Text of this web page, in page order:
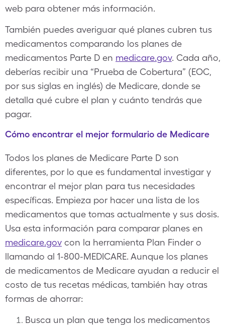
web para obtener más información.
También puedes averiguar qué planes cubren tus
medicamentos comparando los planes de
medicamentos Parte D en medicare.gov. Cada año,
deberías recibir una “Prueba de Cobertura” (EOC,
por sus siglas en inglés) de Medicare, donde se
detalla qué cubre el plan y cuánto tendrás que
pagar.
Cómo encontrar el mejor formulario de Medicare
Todos los planes de Medicare Parte D son
diferentes, por lo que es fundamental investigar y
encontrar el mejor plan para tus necesidades
específicas. Empieza por hacer una lista de los
medicamentos que tomas actualmente y sus dosis.
Usa esta información para comparar planes en
medicare.gov con la herramienta Plan Finder o
llamando al 1-800-MEDICARE. Aunque los planes
de medicamentos de Medicare ayudan a reducir el
costo de tus recetas médicas, también hay otras
formas de ahorrar:
Busca un plan que tenga los medicamentos